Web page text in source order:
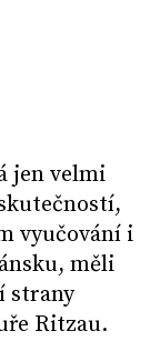
jen velmi
vyučování i
měli
strany
Ritzau.